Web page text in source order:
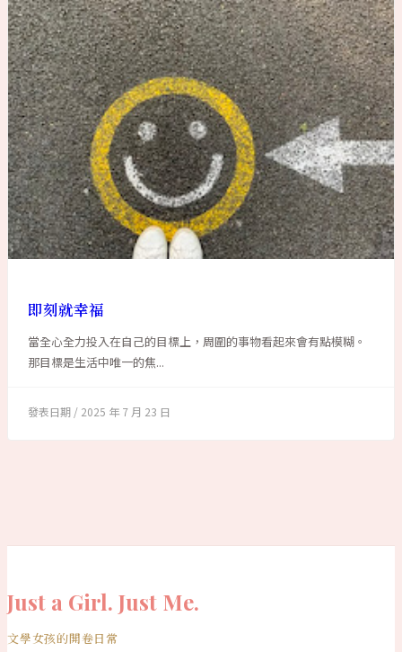
即刻就幸福
當全心全力投入在自己的目標上，周圍的事物看起來會有點模糊。
那目標是生活中唯一的焦...
2025 年 7 月 23 日
Just a Girl. Just Me.
文學女孩的開卷日常